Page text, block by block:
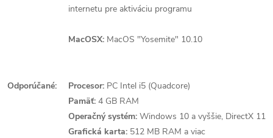
internetu pre aktiváciu programu
MacOSX: MacOS "Yosemite" 10.10
Odporúčané: Procesor: PC Intel i5 (Quadcore)
Pamäť: 4 GB RAM
Operačný systém: Windows 10 a vyššie, DirectX 11
Grafická karta: 512 MB RAM a viac